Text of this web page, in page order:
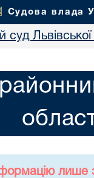
Судова влада
суд Львівської
лише